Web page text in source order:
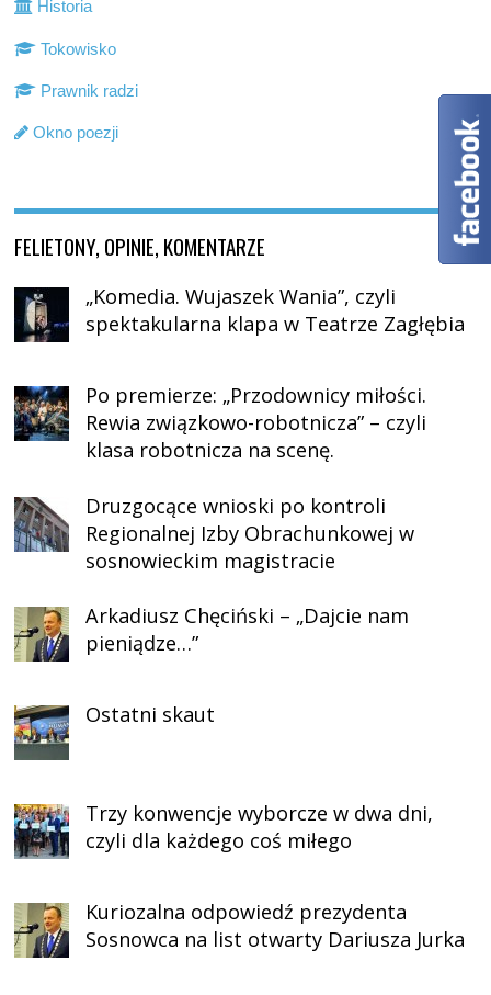
Historia
Tokowisko
Prawnik radzi
Okno poezji
FELIETONY, OPINIE, KOMENTARZE
„Komedia. Wujaszek Wania”, czyli
spektakularna klapa w Teatrze Zagłębia
Po premierze: „Przodownicy miłości.
Rewia związkowo-robotnicza” – czyli
klasa robotnicza na scenę.
Druzgocące wnioski po kontroli
Regionalnej Izby Obrachunkowej w
sosnowieckim magistracie
Arkadiusz Chęciński – „Dajcie nam
pieniądze…”
Ostatni skaut
Trzy konwencje wyborcze w dwa dni,
czyli dla każdego coś miłego
Kuriozalna odpowiedź prezydenta
Sosnowca na list otwarty Dariusza Jurka